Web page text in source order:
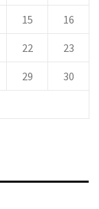
15 16
22 23
29 30